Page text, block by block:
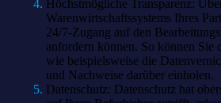
Höchstmögliche Transparenz:
Warenwirtschaftssystems Ihres
24/7-Zugang auf den
anfordern können. So können Sie
wie beispielsweise die
und Nachweise darüber einholen.
Datenschutz: Datenschutz hat